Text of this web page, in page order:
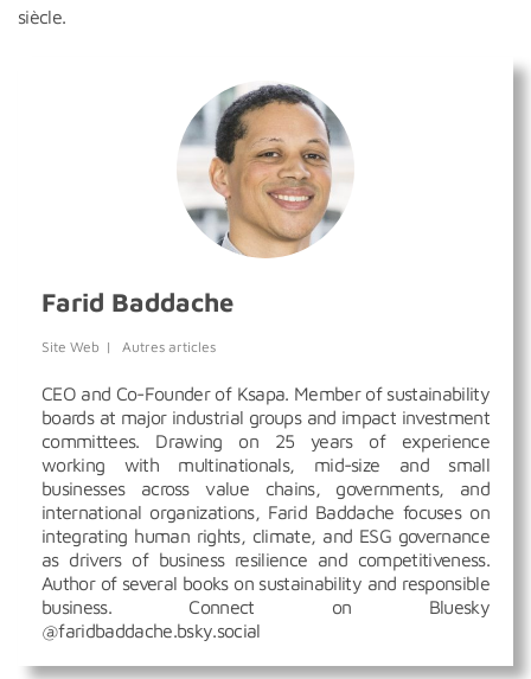
siècle.
Farid Baddache
Site Web | Autres articles
CEO and Co-Founder of Ksapa. Member of sustainability
boards at major industrial groups and impact investment
committees. Drawing on 25 years of experience
working with multinationals, mid-size and small
businesses across value chains, governments, and
international organizations, Farid Baddache focuses on
integrating human rights, climate, and ESG governance
as drivers of business resilience and competitiveness.
Author of several books on sustainability and responsible
business. Connect on Bluesky
@faridbaddache.bsky.social